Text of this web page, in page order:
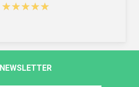
★★★★★
★★★★★
NEWSLETTER